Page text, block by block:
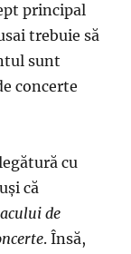
principal
trebuie să
sunt
concerte
cu
că
de
. Însă,